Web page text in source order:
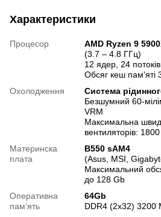
Характеристики
Процесор
AMD Ryzen 9
(3.7 – 4.8 ГГц)
12 ядер, 24 потоків
Обсяг кеш пам'яті
Охолодження
Система
Безшумний 60-
VRM
Максимальна
вентиляторів:
Материнска
плата
B550 sAM4
(Asus, MSI,
Максимальний
до 128 Gb
Оперативна
памʼять
64Gb
DDR4 (2x32) 3200